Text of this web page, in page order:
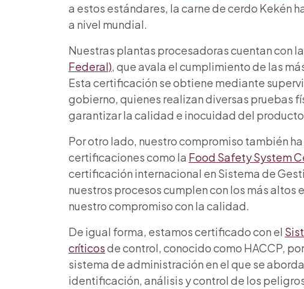
a estos estándares, la carne de cerdo Kekén
a nivel mundial.
Nuestras plantas procesadoras cuentan con la
Federal), que avala el cumplimiento de las
Esta certificación se obtiene mediante
gobierno, quienes realizan diversas pruebas
garantizar la calidad e inocuidad del
Por otro lado, nuestro compromiso también
certificaciones como la Food Safety System
certificación internacional en Sistema de
nuestros procesos cumplen con los más
nuestro compromiso con la calidad.
De igual forma, estamos certificado con el
críticosde control, conocido como HACCP,
sistema de administración en el que se
identificación, análisis y control de los